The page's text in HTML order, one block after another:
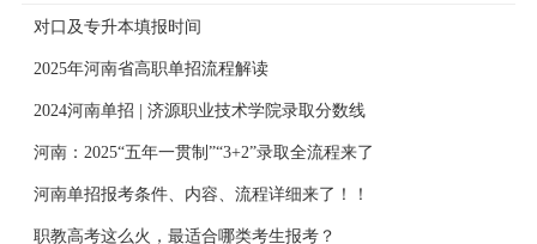
对口及专升本填报时间
2025年河南省高职单招流程解读
2024河南单招 | 济源职业技术学院录取分数线
河南：2025“五年一贯制”“3+2”录取全流程来了
河南单招报考条件、内容、流程详细来了！！
职教高考这么火，最适合哪类考生报考？